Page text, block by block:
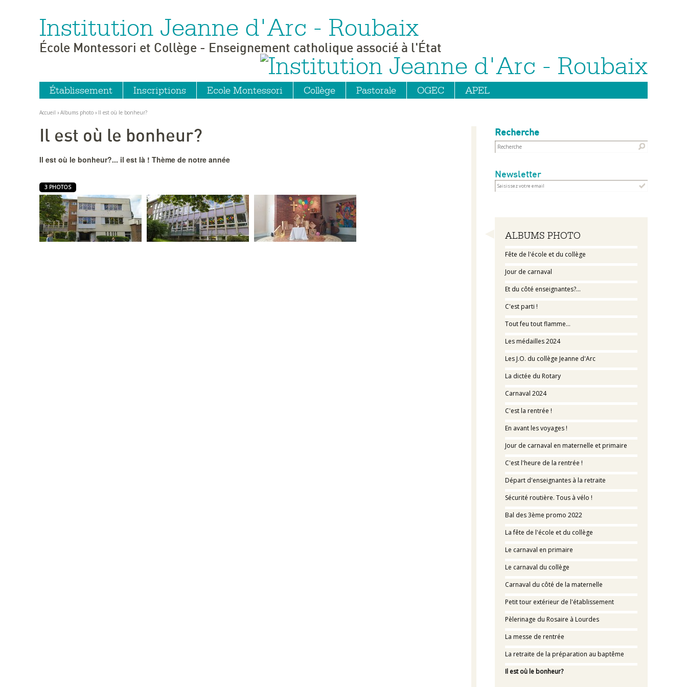
Aller
Aller
à
Outils
personnels
Institution Jeanne d'Arc - Roubaix
École Montessori et Collège - Enseignement catholique associé à l'État
Établissement Inscriptions Ecole Montessori Collège Pastorale OGEC APEL
Accueil › Albums photo › Il est où le bonheur?
Recherche
Newsletter
Navigation
ALBUMS PHOTO
Fête de l'école et du collège
Jour de carnaval
Et du côté enseignantes?...
C'est parti !
Tout feu tout flamme...
Les médailles 2024
Les J.O. du collège Jeanne d'Arc
La dictée du Rotary
Carnaval 2024
C'est la rentrée !
En avant les voyages !
Jour de carnaval en maternelle et primaire
C'est l'heure de la rentrée !
Départ d'enseignantes à la retraite
Sécurité routière. Tous à vélo !
Bal des 3ème promo 2022
La fête de l'école et du collège
Le carnaval en primaire
Le carnaval du collège
Carnaval du côté de la maternelle
Petit tour extérieur de l'établissement
Pèlerinage du Rosaire à Lourdes
La messe de rentrée
La retraite de la préparation au baptême
Il est où le bonheur?
Il est où le bonheur?
Il est où le bonheur?... il est là ! Thème de notre année
3 PHOTOS